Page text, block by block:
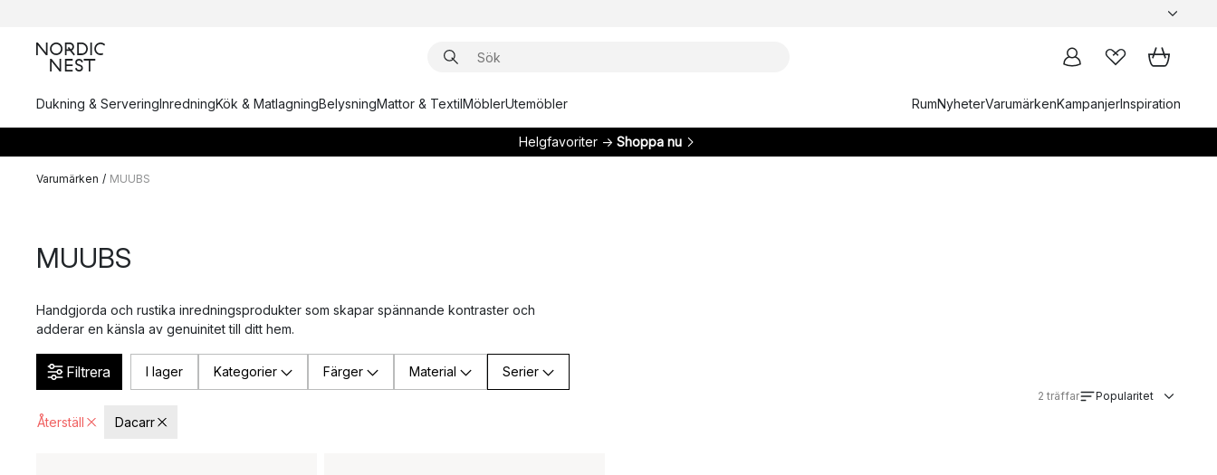
Dukning & ServeringInredningKök & MatlagningBelysningMattor & TextilMöblerUtemöbler RumNyheterVarumärkenKampanjerInspiration
Helgfavoriter → Shoppa nu
Varumärken / MUUBS
MUUBS
Handgjorda och rustika inredningsprodukter som skapar spännande kontraster och
adderar en känsla av genuinitet till ditt hem.
Filtrera I lager Kategorier Färger Material Serier
Återställ Dacarr
2 träffar Popularitet